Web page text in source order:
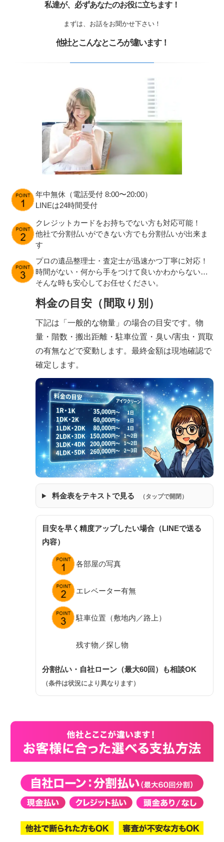
私達が、必ずあなたのお役に立ちます！
まずは、お話をお聞かせ下さい！
他社とこんなところが違います！
年中無休（電話受付 8:00〜20:00）
LINEは24時間受付
クレジットカードをお持ちでない方も対応可能！
他社で分割払いができない方でも分割払いが出来ま
す
プロの遺品整理士・査定士が迅速かつ丁寧に対応！
時間がない・何から手をつけて良いかわからない…
そんな時も安心してお任せください。
料金の目安（間取り別）
下記は「一般的な物量」の場合の目安です。物
量・階数・搬出距離・駐車位置・臭い/害虫・買取
の有無などで変動します。最終金額は現地確認で
確定します。
料金表をテキストで見る （タップで開閉）
目安を早く精度アップしたい場合（LINEで送る
内容）
各部屋の写真
エレベーター有無
駐車位置（敷地内／路上）
残す物／探し物
分割払い・自社ローン（最大60回）も相談OK
（条件は状況により異なります）